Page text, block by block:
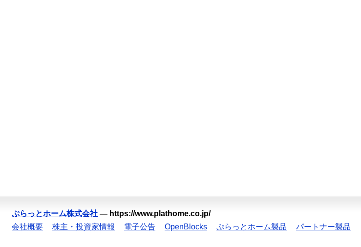
ぷらっとホーム株式会社 — https://www.plathome.co.jp/
会社概要
株主・投資家情報 電子公告 OpenBlocks ぷらっとホーム製品 パートナー製品